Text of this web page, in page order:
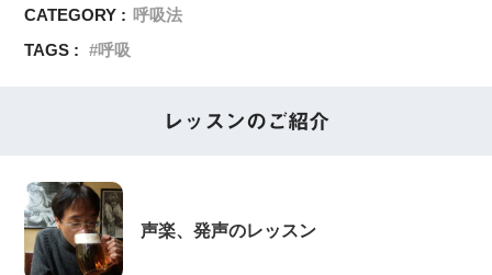
CATEGORY : 呼吸法
TAGS :
呼吸
レッスンのご紹介
声楽、発声のレッスン